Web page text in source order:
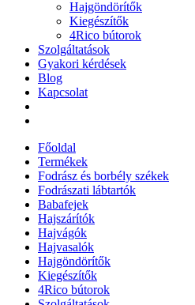
Hajgöndörítők
Kiegészítők
4Rico bútorok
Szolgáltatások
Gyakori kérdések
Blog
Kapcsolat
Főoldal
Termékek
Fodrász és borbély székek
Fodrászati lábtartók
Babafejek
Hajszárítók
Hajvágók
Hajvasalók
Hajgöndörítők
Kiegészítők
4Rico bútorok